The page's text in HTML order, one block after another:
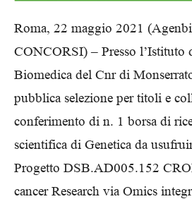
Roma, 22 maggio 2021
CONCORSI) – Presso l’Istituto
Biomedica del Cnr di
pubblica selezione per titoli e
conferimento di n. 1 borsa di
scientifica di Genetica da
Progetto DSB.AD005.152
cancer Research via Omics